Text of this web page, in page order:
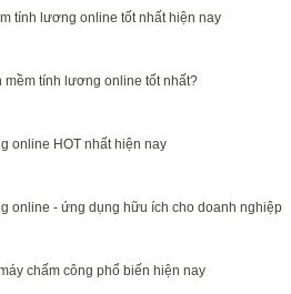
tính lương online tốt nhất hiện nay
mềm tính lương online tốt nhất?
online HOT nhất hiện nay
online - ứng dụng hữu ích cho doanh nghiệp
chấm công phổ biến hiện nay